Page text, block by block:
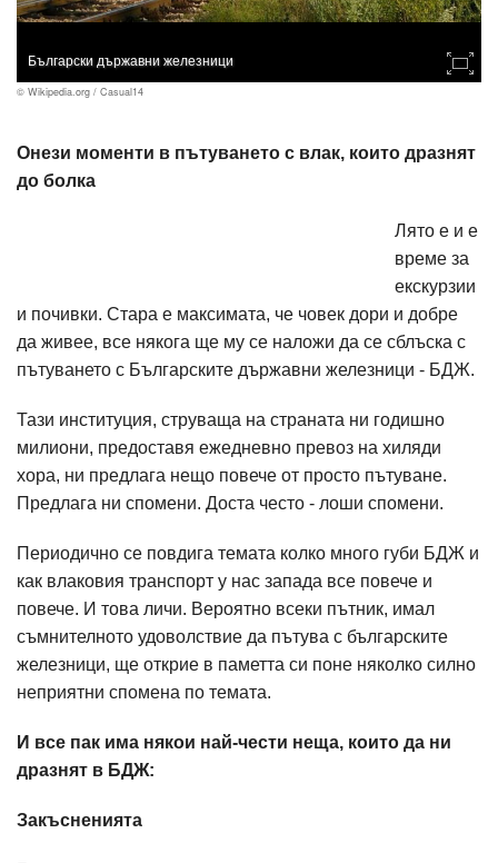
Български държавни железници
© Wikipedia.org / Casual14
Онези моменти в пътуването с влак, които дразнят
до болка
Лято е и е
време за
екскурзии
и почивки. Стара е максимата, че човек дори и добре
да живее, все някога ще му се наложи да се сблъска с
пътуването с Българските държавни железници - БДЖ.
Тази институция, струваща на страната ни годишно
милиони, предоставя ежедневно превоз на хиляди
хора, ни предлага нещо повече от просто пътуване.
Предлага ни спомени. Доста често - лоши спомени.
Периодично се повдига темата колко много губи БДЖ и
как влаковия транспорт у нас запада все повече и
повече. И това личи. Вероятно всеки пътник, имал
съмнителното удоволствие да пътува с българските
железници, ще открие в паметта си поне няколко силно
неприятни спомена по темата.
И все пак има някои най-чести неща, които да ни
дразнят в БДЖ:
Закъсненията